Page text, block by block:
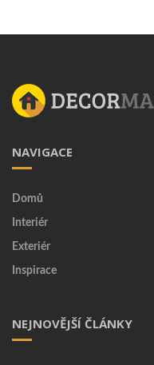
NAVIGACE
Domů
Interiér
Exteriér
Inspirace
NEJNOVĚJŠÍ ČLÁNKY